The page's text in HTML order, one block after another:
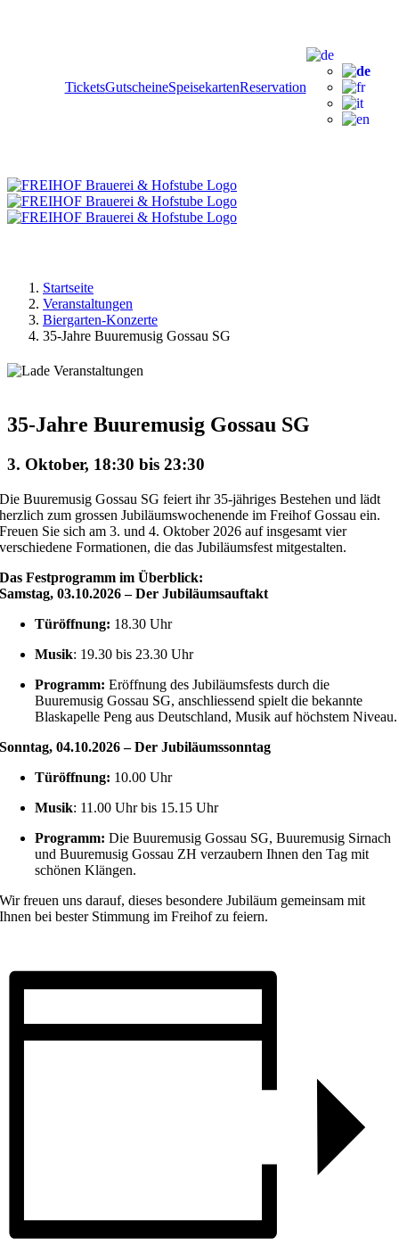
TicketsGutscheineSpeisekartenReservation
Startseite
Veranstaltungen
Biergarten-Konzerte
35-Jahre Buuremusig Gossau SG
35-Jahre Buuremusig Gossau SG
3. Oktober, 18:30 bis 23:30
Die Buuremusig Gossau SG feiert ihr 35-jähriges Bestehen und lädt
herzlich zum grossen Jubiläumswochenende im Freihof Gossau ein.
Freuen Sie sich am 3. und 4. Oktober 2026 auf insgesamt vier
verschiedene Formationen, die das Jubiläumsfest mitgestalten.
Das Festprogramm im Überblick:
Samstag, 03.10.2026 – Der Jubiläumsauftakt
Türöffnung: 18.30 Uhr
Musik: 19.30 bis 23.30 Uhr
Programm: Eröffnung des Jubiläumsfests durch die
Buuremusig Gossau SG, anschliessend spielt die bekannte
Blaskapelle Peng aus Deutschland, Musik auf höchstem Niveau.
Sonntag, 04.10.2026 – Der Jubiläumssonntag
Türöffnung: 10.00 Uhr
Musik: 11.00 Uhr bis 15.15 Uhr
Programm:Die Buuremusig Gossau SG, Buuremusig Sirnach
und Buuremusig Gossau ZH verzaubern Ihnen den Tag mit
schönen Klängen.
Wir freuen uns darauf, dieses besondere Jubiläum gemeinsam mit
Ihnen bei bester Stimmung im Freihof zu feiern.